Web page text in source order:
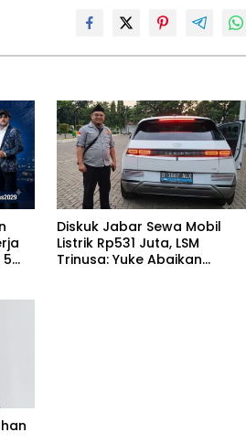
5
Diskuk Jabar Sewa Mobil
Listrik Rp531 Juta, LSM
Trinusa: Yuke Abaikan